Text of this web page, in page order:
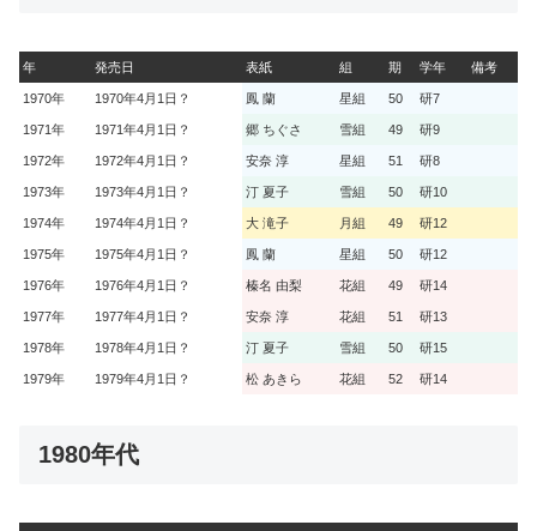
年 発売日 表紙 組 期 学年 備考
1970年 1970年4月1日？ 鳳 蘭 星組 50 研7
1971年 1971年4月1日？ 郷 ちぐさ 雪組 49 研9
1972年 1972年4月1日？ 安奈 淳 星組 51 研8
1973年 1973年4月1日？ 汀 夏子 雪組 50 研10
1974年 1974年4月1日？ 大 滝子 月組 49 研12
1975年 1975年4月1日？ 鳳 蘭 星組 50 研12
1976年 1976年4月1日？ 榛名 由梨 花組 49 研14
1977年 1977年4月1日？ 安奈 淳 花組 51 研13
1978年 1978年4月1日？ 汀 夏子 雪組 50 研15
1979年 1979年4月1日？ 松 あきら 花組 52 研14
1980年代